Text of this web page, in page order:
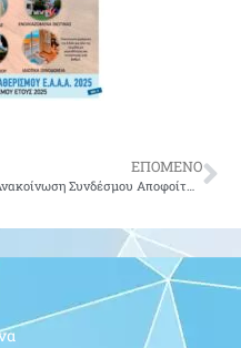
ΕΠΟΜΕΝΟ
Ανακοίνωση Συνδέσμου Αποφοίτων Σ.Ι (Σ.Α.Σ.Ι.)